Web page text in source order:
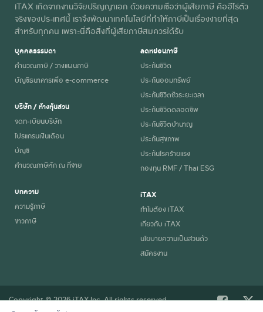
iTAX เกิดจากงานวิจัยปริญญาเอก ด้วยความเชื่อว่าผู้เสียภาษี คือฮีโร่ตัว
จริงของประเทศนี้ เราจึงพัฒนาเทคโนโลยีที่ทำให้ภาษีเป็นเรื่องง่ายที่สุด
สำหรับทุกคน เพราะนี่คือสิ่งที่ผู้เสียภาษีสมควรได้รับ
บุคคลธรรมดา
คำนวณภาษี / วางแผนภาษี
บัญชีธนาคารเพื่อ e-commerce
บริษัท / ห้างหุ้นส่วน
จดทะเบียนบริษัท
โปรแกรมเงินเดือน
บัญชี
คำนวณภาษีหัก ณ ที่จ่าย
บทความ
ความรู้ภาษี
ข่าวภาษี
ลดหย่อนภาษี
ประกันชีวิต
ประกันออมทรัพย์
ประกันชีวิตชั่วระยะเวลา
ประกันชีวิตตลอดชีพ
ประกันชีวิตบำนาญ
ประกันสุขภาพ
ประกันโรคร้ายแรง
กองทุน RMF / Thai ESG
iTAX
ทำไมต้อง iTAX
เกี่ยวกับ iTAX
นโยบายความเป็นส่วนตัว
สมัครงาน
Copyright © 2026 iTAX Inc. All rights reserved.